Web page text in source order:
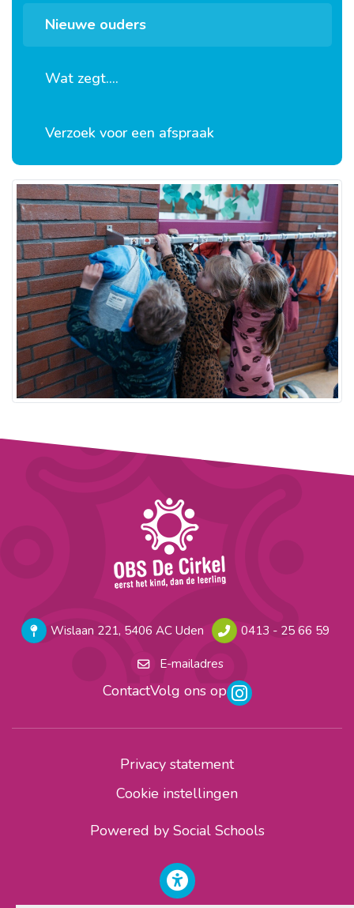
Nieuwe ouders
Wat zegt....
Verzoek voor een afspraak
Wislaan 221, 5406 AC Uden 0413 - 25 66 59
E-mailadres
ContactVolg ons op
Privacy statement
Cookie instellingen
Powered by Social Schools